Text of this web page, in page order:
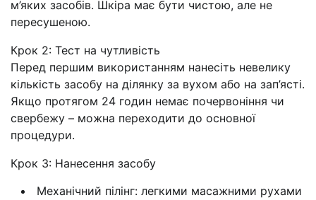
м’яких засобів. Шкіра має бути чистою, але не
пересушеною.
Крок 2: Тест на чутливість
Перед першим використанням нанесіть невелику
кількість засобу на ділянку за вухом або на зап’ясті.
Якщо протягом 24 годин немає почервоніння чи
свербежу – можна переходити до основної
процедури.
Крок 3: Нанесення засобу
Механічний пілінг: легкими масажними рухами